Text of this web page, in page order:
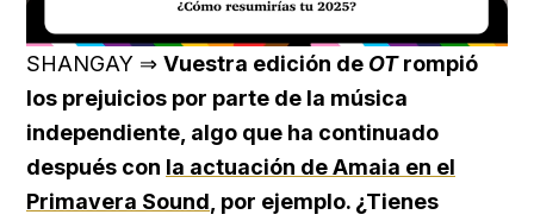
Unmute Loaded:
29.51%
SHANGAY ⇒ Vuestra edición de OTrompió
los prejuicios por parte de la música
independiente, algo que ha continuado
después con la actuación de Amaia en el
Primavera Sound, por ejemplo. ¿Tienes